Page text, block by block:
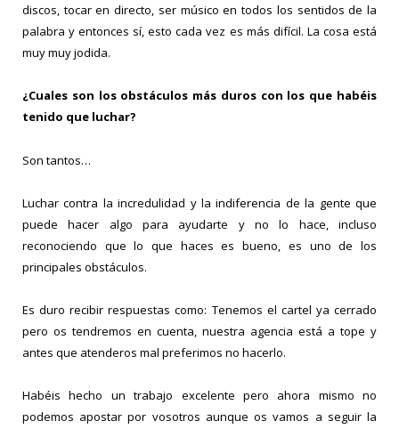
discos, tocar en directo, ser músico en todos los sentidos de la
palabra y entonces sí, esto cada vez es más difícil. La cosa está
muy muy jodida.
¿Cuales son los obstáculos más duros con los que habéis
tenido que luchar?
Son tantos…
Luchar contra la incredulidad y la indiferencia de la gente que
puede hacer algo para ayudarte y no lo hace, incluso
reconociendo que lo que haces es bueno, es uno de los
principales obstáculos.
Es duro recibir respuestas como: Tenemos el cartel ya cerrado
pero os tendremos en cuenta, nuestra agencia está a tope y
antes que atenderos mal preferimos no hacerlo.
Habéis hecho un trabajo excelente pero ahora mismo no
podemos apostar por vosotros aunque os vamos a seguir la